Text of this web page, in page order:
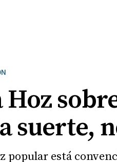
Hoz
suerte,
popular está